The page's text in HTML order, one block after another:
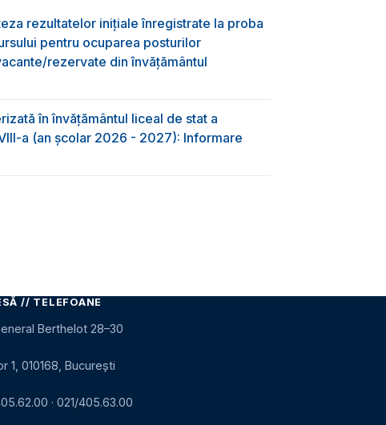
rezultatelor inițiale înregistrate la proba
pentru ocuparea posturilor
rezervate din învăţământul
în învăţământul liceal de stat a
a (an școlar 2026 - 2027): Informare
// TELEFOANE
Berthelot 28–30
1, 010168, București
· 021/405.63.00